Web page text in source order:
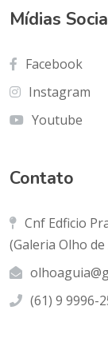
Mídias
Facebook
Instagram
Youtube
Contato
Cnf Edficio
(Galeria Olho
(61) 9 9996-